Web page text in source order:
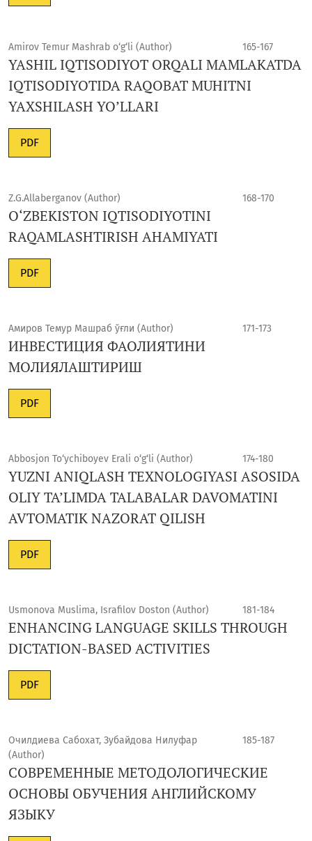
Amirov Temur Mashrab o‘g‘li (Author) 165-167
YASHIL IQTISODIYOT ORQALI MAMLAKATDA
IQTISODIYOTIDA RAQOBAT MUHITNI
YAXSHILASH YO’LLARI
PDF
Z.G.Allaberganov (Author) 168-170
O‘ZBEKISTON IQTISODIYOTINI
RAQAMLASHTIRISH AHAMIYATI
PDF
Амиров Темур Машраб ўғли (Author) 171-173
ИНВЕСТИЦИЯ ФАОЛИЯТИНИ
МОЛИЯЛАШТИРИШ
PDF
Abbosjon To‘ychiboyev Erali o‘g‘li (Author) 174-180
YUZNI ANIQLASH TEXNOLOGIYASI ASOSIDA
OLIY TA’LIMDA TALABALAR DAVOMATINI
AVTOMATIK NAZORAT QILISH
PDF
Usmonova Muslima, Israfilov Doston (Author) 181-184
ENHANCING LANGUAGE SKILLS THROUGH
DICTATION-BASED ACTIVITIES
PDF
Очилдиева Сабохат, Зубайдова Нилуфар
(Author)
185-187
СОВРЕМЕННЫЕ МЕТОДОЛОГИЧЕСКИЕ
ОСНОВЫ ОБУЧЕНИЯ АНГЛИЙСКОМУ
ЯЗЫКУ